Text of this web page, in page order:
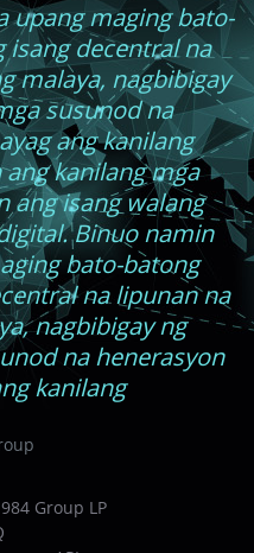
upang maging bato-
decentral na
malaya, nagbibigay
susunod na
ang kanilang
kanilang mga
ang isang walang
Binuo namin
bato-batong
na lipunan na
nagbibigay ng
na henerasyon
kanilang
Group LP